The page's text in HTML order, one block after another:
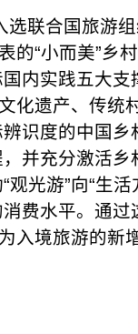
联合国旅游
的“小而美”乡
内实践五大
化遗产、传统
识度的中国
并充分激活
光游”向“生
费水平。通
入境旅游的新